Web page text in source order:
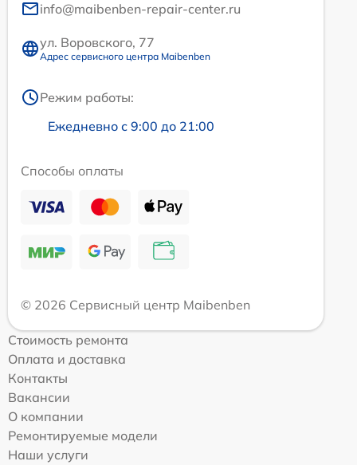
info@maibenben-repair-center.ru
ул. Воровского, 77
Адрес сервисного центра Maibenben
Режим работы:
Ежедневно с 9:00 до 21:00
Способы оплаты
© 2026 Сервисный центр Maibenben
Стоимость ремонта
Оплата и доставка
Контакты
Вакансии
О компании
Ремонтируемые модели
Наши услуги